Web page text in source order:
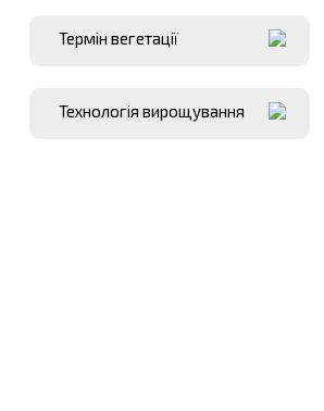
Термін вегетації
Технологія вирощування